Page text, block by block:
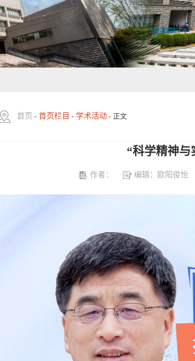
首页 - 首页栏目 - 学术活动 - 正文
“科学精神与
作者： 编辑：欧阳俊怡